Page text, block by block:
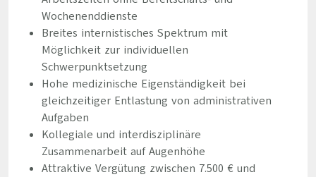
Wochenenddienste
Breites internistisches Spektrum mit
Möglichkeit zur individuellen
Schwerpunktsetzung
Hohe medizinische Eigenständigkeit bei
gleichzeitiger Entlastung von administrativen
Aufgaben
Kollegiale und interdisziplinäre
Zusammenarbeit auf Augenhöhe
Attraktive Vergütung zwischen 7.500 € und